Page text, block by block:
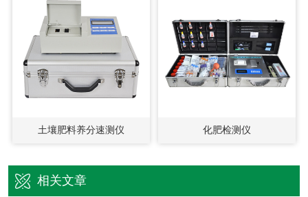
土壤肥料养分速测仪 化肥检测仪
相关文章